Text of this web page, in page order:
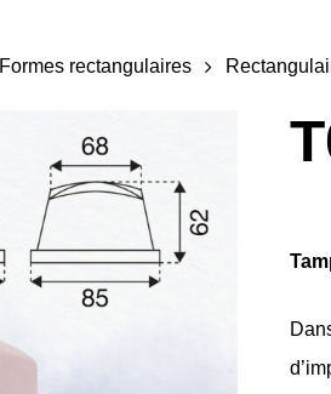
Sommaire
Formes rectangulaires